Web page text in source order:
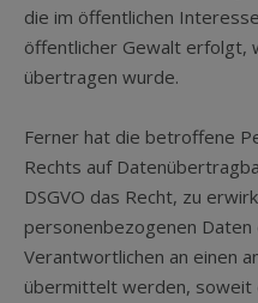
die im öffentlichen
öffentlicher Gewalt erfolgt,
übertragen wurde.
Ferner hat die betroffene
Rechts auf
DSGVO das Recht, zu
personenbezogenen
Verantwortlichen an einen
übermittelt werden, soweit